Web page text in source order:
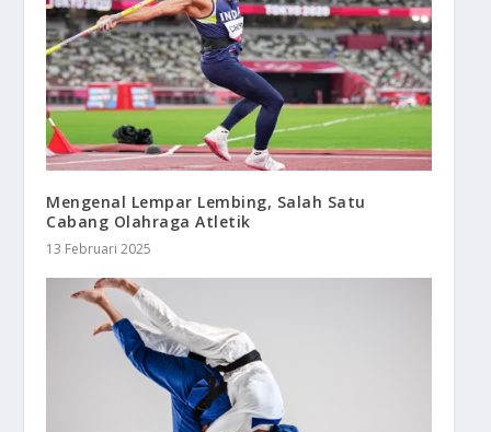
Mengenal Lempar Lembing, Salah Satu
Cabang Olahraga Atletik
13 Februari 2025